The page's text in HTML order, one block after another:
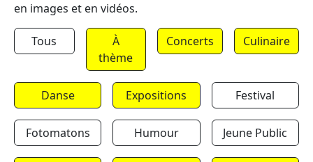
en images et en vidéos.
Tous
À
thème
Concerts Culinaire
Danse Expositions Festival
Fotomatons Humour Jeune Public